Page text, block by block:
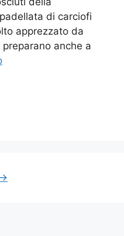
di carciofi
apprezzato da
anche a
→